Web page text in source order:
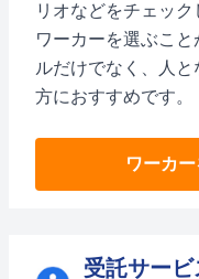
リオなどをチェッ
ワーカーを選ぶこ
ルだけでなく、人
方におすすめです。
ワーカ
受託サー